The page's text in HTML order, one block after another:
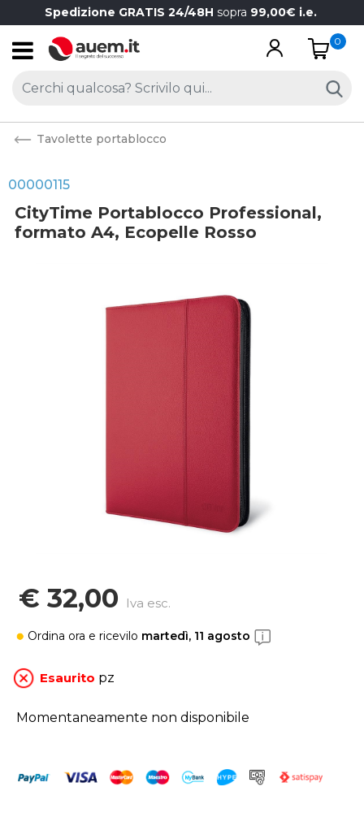
Spedizione GRATIS 24/48H sopra 99,00€ i.e.
Open
0
Tavolette portablocco
00000115
CityTime Portablocco Professional,
formato A4, Ecopelle Rosso
€ 32,00 Iva esc.
Ordina ora e ricevilo martedì, 11 agosto
Esaurito pz
Momentaneamente non disponibile